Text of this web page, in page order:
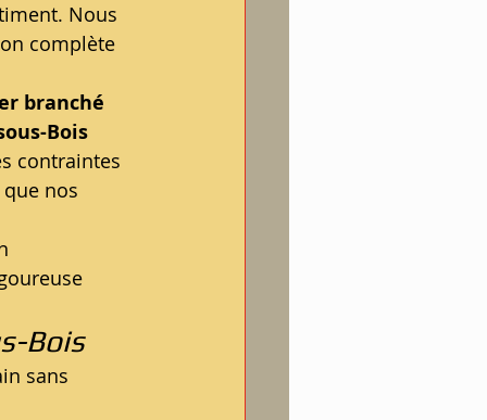
Nous
complète
branché
Bois
contraintes
nos
Bois
sans